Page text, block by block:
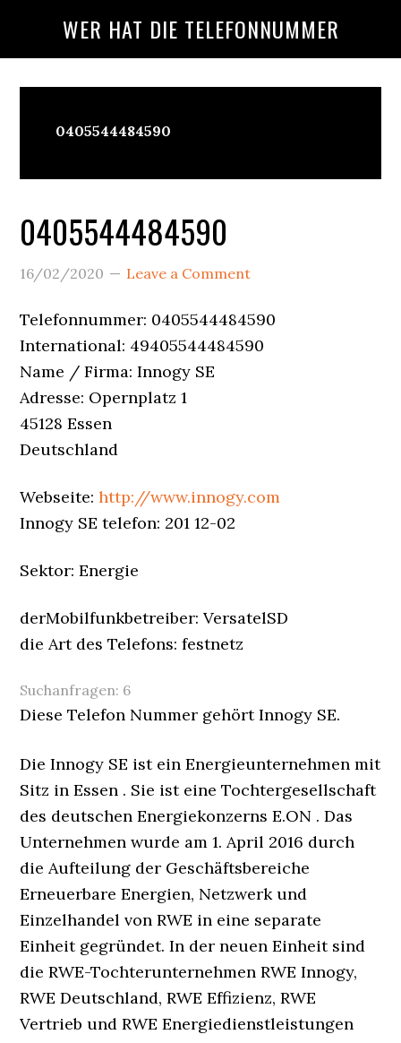
WER HAT DIE TELEFONNUMMER
Wer0405544484590
0405544484590
16/02/2020 Leave a Comment
Telefonnummer: 0405544484590
International: 49405544484590
Name / Firma: Innogy SE
Adresse: Opernplatz 1
45128 Essen
Deutschland
Webseite:http://www.innogy.com
Innogy SE telefon: 201 12-02
Sektor: Energie
derMobilfunkbetreiber: VersatelSD
die Art des Telefons: festnetz
Suchanfragen: 6
Diese Telefon Nummer gehört Innogy SE.
Die Innogy SE ist ein Energieunternehmen mit
Sitz in Essen . Sie ist eine Tochtergesellschaft
des deutschen Energiekonzerns E.ON . Das
Unternehmen wurde am 1. April 2016 durch
die Aufteilung der Geschäftsbereiche
Erneuerbare Energien, Netzwerk und
Einzelhandel von RWE in eine separate
Einheit gegründet. In der neuen Einheit sind
die RWE-Tochterunternehmen RWE Innogy,
RWE Deutschland, RWE Effizienz, RWE
Vertrieb und RWE Energiedienstleistungen